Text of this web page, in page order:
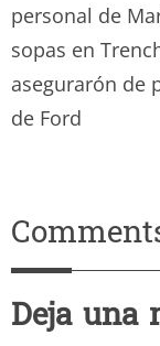
personal de
sopas en
asegurarón de
de Ford
Deja una